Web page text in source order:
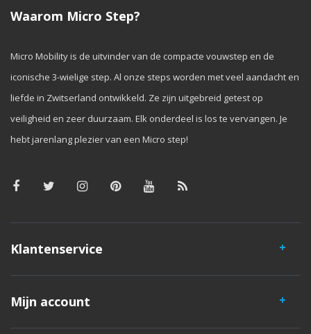
Waarom Micro Step?
Micro Mobility is de uitvinder van de compacte vouwstep en de
iconische 3-wielige step. Al onze steps worden met veel aandacht en
liefde in Zwitserland ontwikkeld. Ze zijn uitgebreid getest op
veiligheid en zeer duurzaam. Elk onderdeel is los te vervangen. Je
hebt jarenlang plezier van een Micro step!
Klantenservice
Mijn account